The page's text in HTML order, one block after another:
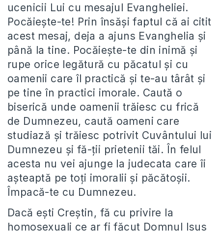
ucenicii Lui cu mesajul Evangheliei.
Pocăieşte-te! Prin însăşi faptul că ai citit
acest mesaj, deja a ajuns Evanghelia şi
până la tine. Pocăieşte-te din inimă şi
rupe orice legătură cu păcatul şi cu
oamenii care îl practică şi te-au târât şi
pe tine în practici imorale. Caută o
biserică unde oamenii trăiesc cu frică
de Dumnezeu, caută oameni care
studiază şi trăiesc potrivit Cuvântului lui
Dumnezeu şi fă-ţii prietenii tăi. În felul
acesta nu vei ajunge la judecata care îi
aşteaptă pe toţi imoralii şi păcătoşii.
Împacă-te cu Dumnezeu.
Dacă eşti Creştin, fă cu privire la
homosexuali ce ar fi făcut Domnul Isus